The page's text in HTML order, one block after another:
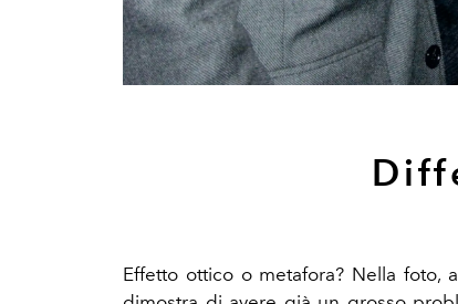
Effetto ottico o metafora? Nella foto,